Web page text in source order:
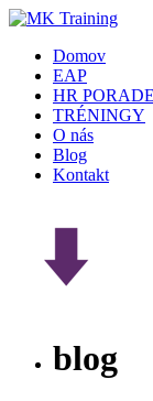
Domov
EAP
HR
TRÉNINGY
O nás
Blog
Kontakt
blog